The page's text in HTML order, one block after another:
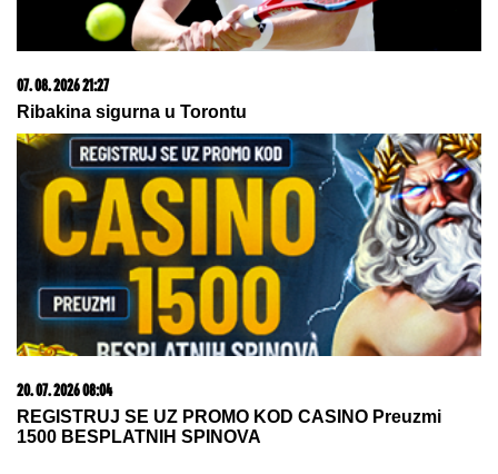
08. 08. 2026 01:28
Dača i Asmin nisu iznenađeni Đukićevim postupkom
sa Jovanom, pa osolili po njegovom odnosu sa Aneli:
Mislim da su glumili! (VIDEO)